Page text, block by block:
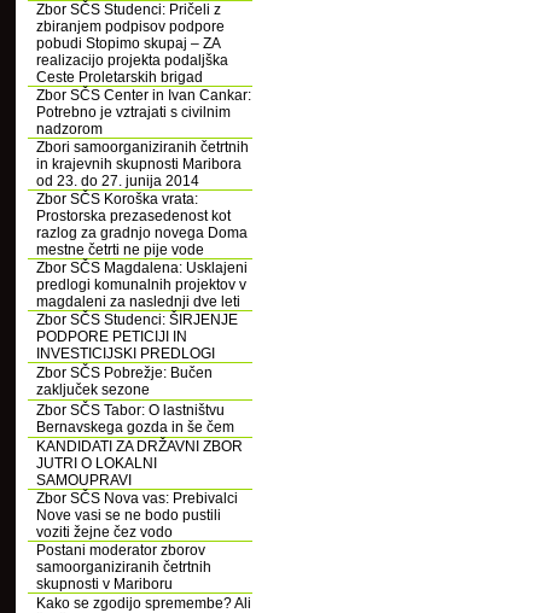
Zbor SČS Studenci: Pričeli z
zbiranjem podpisov podpore
pobudi Stopimo skupaj – ZA
realizacijo projekta podaljška
Ceste Proletarskih brigad
Zbor SČS Center in Ivan Cankar:
Potrebno je vztrajati s civilnim
nadzorom
Zbori samoorganiziranih četrtnih
in krajevnih skupnosti Maribora
od 23. do 27. junija 2014
Zbor SČS Koroška vrata:
Prostorska prezasedenost kot
razlog za gradnjo novega Doma
mestne četrti ne pije vode
Zbor SČS Magdalena: Usklajeni
predlogi komunalnih projektov v
magdaleni za naslednji dve leti
Zbor SČS Studenci: ŠIRJENJE
PODPORE PETICIJI IN
INVESTICIJSKI PREDLOGI
Zbor SČS Pobrežje: Bučen
zaključek sezone
Zbor SČS Tabor: O lastništvu
Bernavskega gozda in še čem
KANDIDATI ZA DRŽAVNI ZBOR
JUTRI O LOKALNI
SAMOUPRAVI
Zbor SČS Nova vas: Prebivalci
Nove vasi se ne bodo pustili
voziti žejne čez vodo
Postani moderator zborov
samoorganiziranih četrtnih
skupnosti v Mariboru
Kako se zgodijo spremembe? Ali